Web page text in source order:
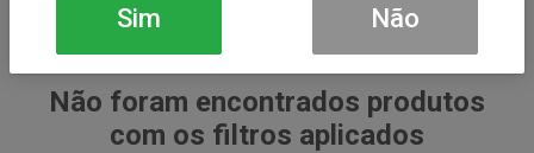
Não foram encontrados produtos
com os filtros aplicados
Sim Não